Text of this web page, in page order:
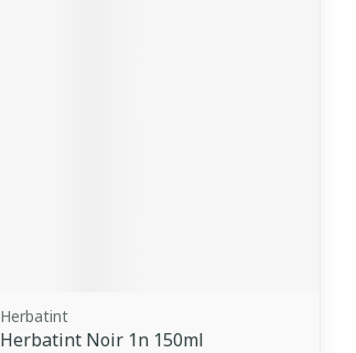
Herbatint
Herbatint Noir 1n 150ml